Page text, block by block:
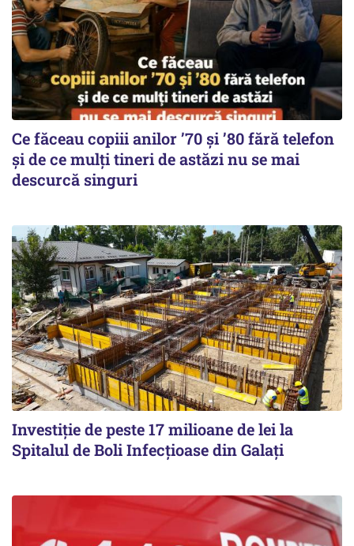
Ce făceau copiii anilor ’70 și ’80 fără telefon
și de ce mulți tineri de astăzi nu se mai
descurcă singuri
Investiție de peste 17 milioane de lei la
Spitalul de Boli Infecțioase din Galați